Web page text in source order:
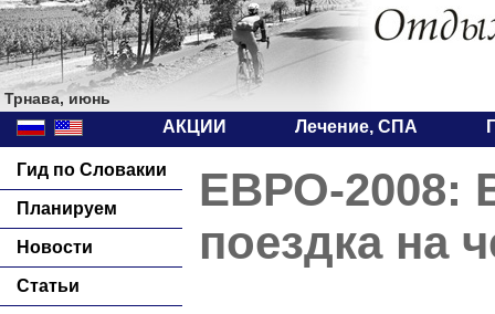
Трнава, июнь
АКЦИИ Лечение, СПА
Гид по Словакии
Планируем
Новости
Статьи
ЕВРО-2008:
поездка на